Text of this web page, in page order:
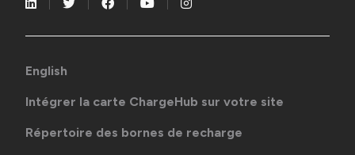
English
Intégrer la carte ChargeHub sur votre site
Répertoire des bornes de recharge